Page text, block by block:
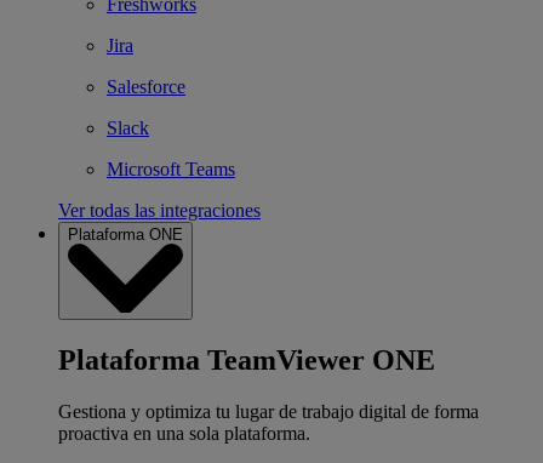
Freshworks
Jira
Salesforce
Slack
Microsoft Teams
Ver todas las integraciones
Plataforma ONE
Plataforma TeamViewer ONE
Gestiona y optimiza tu lugar de trabajo digital de forma
proactiva en una sola plataforma.